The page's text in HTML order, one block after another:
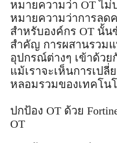
หมายความว่า OT ไ
หมายความว่าการลด
สำหรับองค์กร OT นั้
สำคัญ การผสานรวม
อุปกรณ์ต่างๆ เข้าด้วย
แม้เราจะเห็นการเปลี่
หลอมรวมของเทคโน
ปกป้อง OT ด้วย
OT